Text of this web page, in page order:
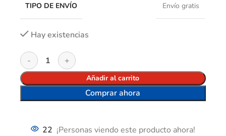
TIPO DE ENVÍO Envío gratis
Hay existencias
Añadir al carrito
Comprar ahora
22 ¡Personas viendo este producto ahora!